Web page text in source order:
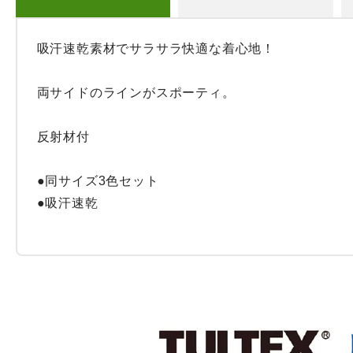
吸汗速乾素材でサラサラ快適な着心地！
両サイドのラインがスポーティ。
反射材付
●同サイズ3色セット
●吸汗速乾